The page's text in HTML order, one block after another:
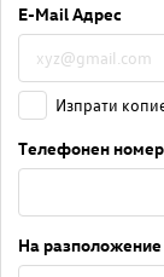
E-Mail Адрес
Изпрати
Телефонен
На разположение